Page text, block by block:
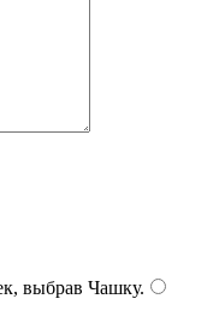
выбрав Чашку.